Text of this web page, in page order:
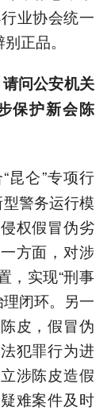
业协会统一
正品。
问公安机关
保护新会陈
昆仑”专项行
警务运行模
权假冒伪劣
方面，对涉
，实现“刑事
闭环。另一
皮，假冒伪
犯罪行为进
涉陈皮造假
难案件及时